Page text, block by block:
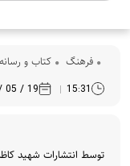
فرهنگ‌ کتاب و رسانه
15:31
19 / 05 /1404
توسط انتشارات شهید